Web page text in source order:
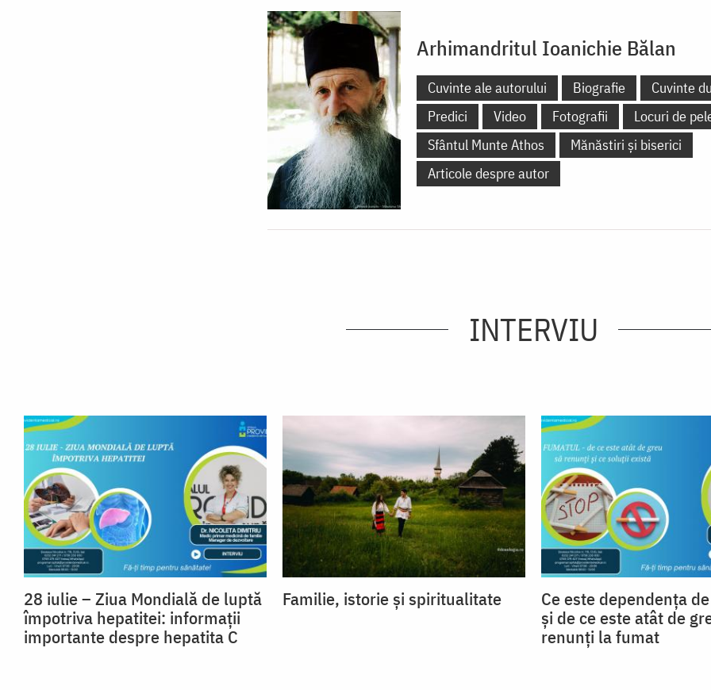
Arhimandritul Ioanichie Bălan
Cuvinte ale autorului Biografie
Cuvinte
Predici
Video Fotografii
Locuri de
Sfântul Munte Athos
Mănăstiri și biserici
Articole despre autor
INTERVIU
28 iulie – Ziua Mondială de luptă
împotriva hepatitei: informații
importante despre hepatita C
Familie, istorie și spiritualitate
Ce este dependența
și de ce este atât de
renunți la fumat